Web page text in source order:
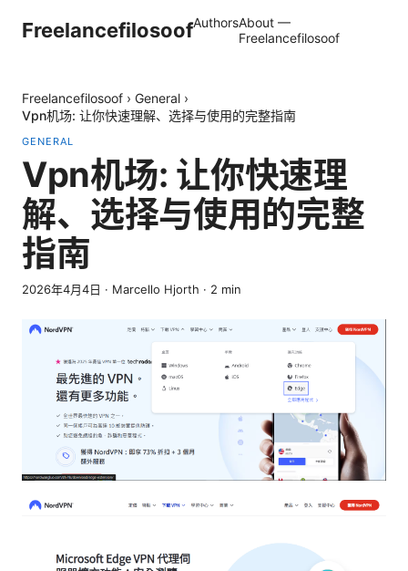
FreelancefilosoofAuthorsAbout —
Freelancefilosoof
Freelancefilosoof › General ›
Vpn机场: 让你快速理解、选择与使用的完整指南
GENERAL
Vpn机场: 让你快速理
解、选择与使用的完整
指南
2026年4月4日 · Marcello Hjorth · 2 min